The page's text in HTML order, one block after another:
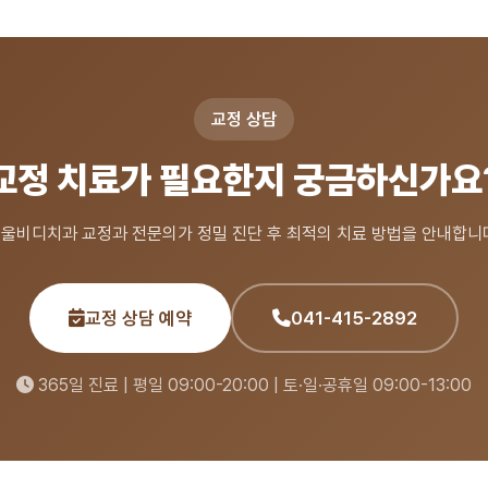
교정 상담
정 치료가 필요한지 궁금하신가
비디치과 교정과 전문의가 정밀 진단 후 최적의 치료 방법을 안내합니
교정 상담 예약 041-415-2892
365일 진료 | 평일 09:00-20:00 | 토·일·공휴일 09:00-13:00